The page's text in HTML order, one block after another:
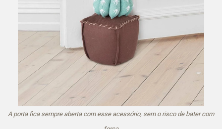
A porta fica sempre aberta com esse acessório, sem o risco de bater com